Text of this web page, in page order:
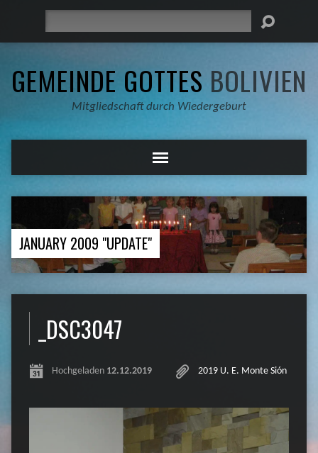
GEMEINDE GOTTES BOLIVIEN
Mitgliedschaft durch Wiedergeburt
JANUARY 2009 "UPDATE"
_DSC3047
Hochgeladen 12.12.2019 2019 U. E. Monte Sión